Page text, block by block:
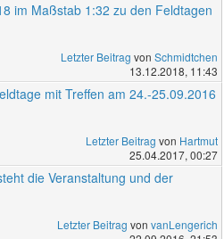
im Maßstab 1:32 zu den Feldtagen
Letzter Beitrag von Schmidtchen
13.12.2018, 11:43
mit Treffen am 24.-25.09.2016
Letzter Beitrag von Hartmut
25.04.2017, 00:27
die Veranstaltung und der
Letzter Beitrag von vanLengerich